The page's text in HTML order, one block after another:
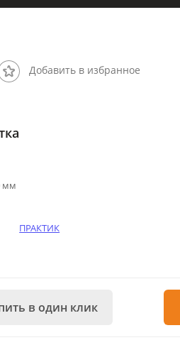
Добавить в избранное
мм
ПРАКТИК
в один клик